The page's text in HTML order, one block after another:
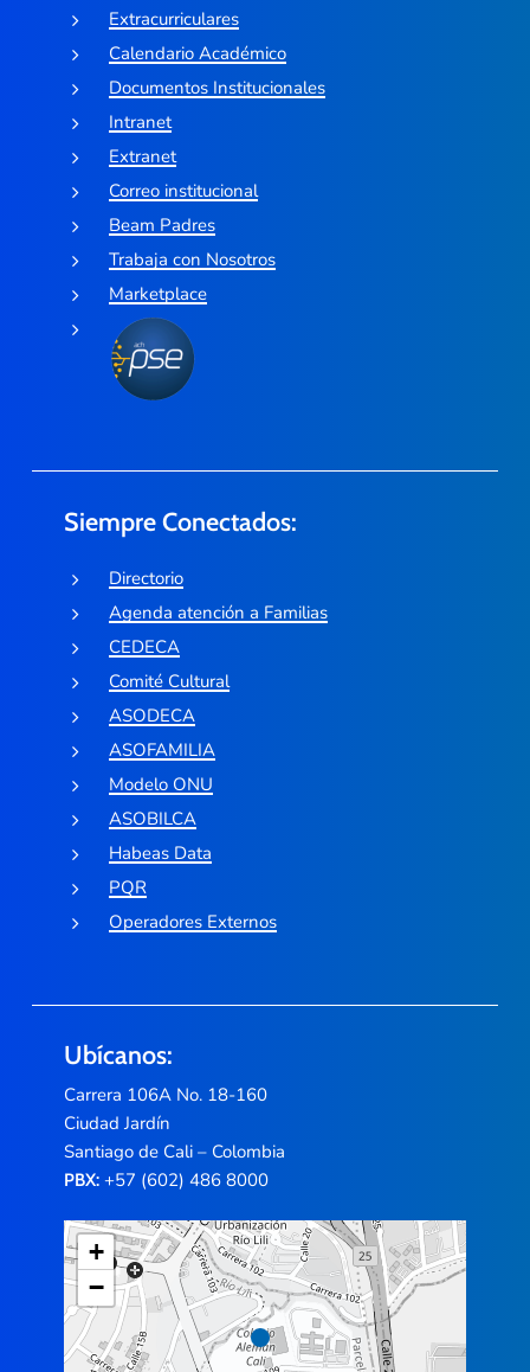
Extracurriculares
Calendario Académico
Documentos Institucionales
Intranet
Extranet
Correo institucional
Beam Padres
Trabaja con Nosotros
Marketplace
Siempre Conectados:
Directorio
Agenda atención a Familias
CEDECA
Comité Cultural
ASODECA
ASOFAMILIA
Modelo ONU
ASOBILCA
Habeas Data
PQR
Operadores Externos
Ubícanos:
Carrera 106A No. 18-160
Ciudad Jardín
Santiago de Cali – Colombia
PBX:+57 (602) 486 8000
+
−